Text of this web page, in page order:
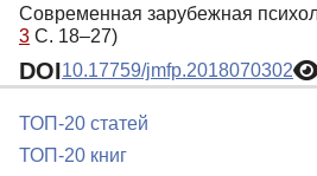
Современная зарубежная
3 С. 18–27)
DOI10.17759/jmfp.2018070302
ТОП-20 статей
ТОП-20 книг